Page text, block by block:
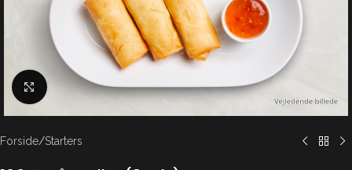
Klik for at forstørre
Forside/Starters